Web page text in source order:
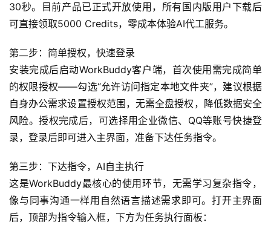
A
实
干
群
30秒。目前产品已正式开放使用，所有国内版用户下载后
可直接领取5000 Credits，零成本体验AI代工服务。
第二步：简单授权，快速登录
安装完成后启动WorkBuddy客户端，首次使用需完成简单
的权限授权——勾选“允许访问指定本地文件夹”，建议根据
自身办公需求设置授权范围，无需全盘授权，降低数据安全
风险。授权完成后，可选择用企业微信、QQ等账号快捷登
录，登录后即可进入主界面，准备下达任务指令。
第三步：下达指令，AI自主执行
这是WorkBuddy最核心的使用环节，无需学习复杂指令，
像与同事沟通一样用自然语言描述需求即可。打开主界面
后，顶部为指令输入框，下方为任务执行面板：